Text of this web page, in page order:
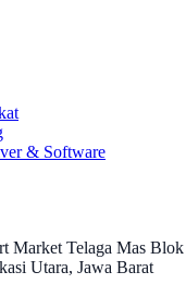
& Software
Market Telaga Mas
Utara, Jawa Barat